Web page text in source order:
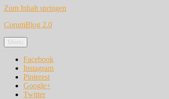
Zum Inhalt springen
CorumBlog 2.0
Menü
Facebook
Instagram
Pinterest
Google+
Twitter